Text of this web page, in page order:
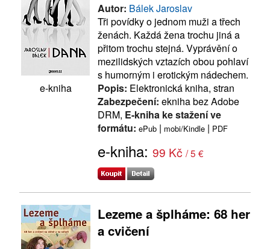
e-kniha
Autor: Bálek Jaroslav
Tři povídky o jednom muži a třech
ženách. Každá žena trochu jiná a
přitom trochu stejná. Vyprávění o
mezilidských vztazích obou pohlaví
s humorným i erotickým nádechem.
Popis: Elektronická kniha, stran
Zabezpečení: ekniha bez Adobe
DRM, E-kniha ke stažení ve
formátu: ePub | mobi/Kindle | PDF
e-kniha: 99 Kč / 5 €
Lezeme a šplháme: 68 her
a cvičení